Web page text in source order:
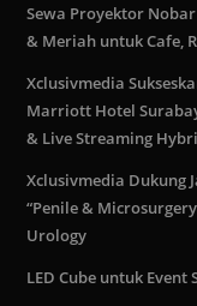
Sewa Proyektor
& Meriah untuk Cafe,
Xclusivmedia
Marriott Hotel
& Live Streaming
Xclusivmedia Dukung
“Penile &
Urology
LED Cube untuk